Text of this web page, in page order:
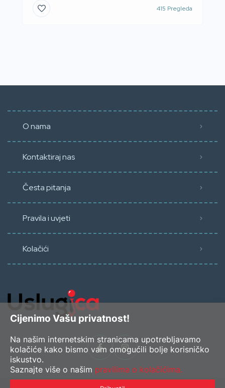
415 Pregleda
O nama
Kontaktiraj nas
Česta pitanja
Pravila i uvjeti
Kolačići
Cijenimo Vašu privatnost!
Na našim internetskim stranicama upotrebljavamo
kolačiće kako bismo vam omogućili bolje korisničko
iskustvo.
Saznajte više o našim pravilima o kolačićima.